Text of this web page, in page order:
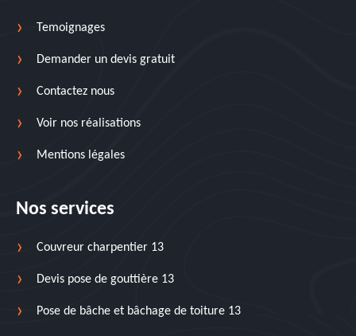
Temoignages
Demander un devis gratuit
Contactez nous
Voir nos réalisations
Mentions légales
Nos services
Couvreur charpentier 13
Devis pose de gouttière 13
Pose de bâche et bâchage de toiture 13